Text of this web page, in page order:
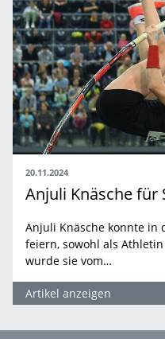
20.11.2024
Anjuli Knäsche konnte in
feiern, sowohl als
wurde sie vom…
Artikel anzeigen